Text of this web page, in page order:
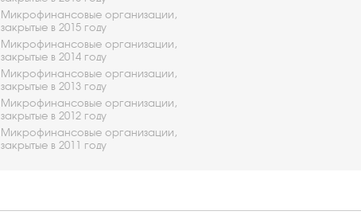
Микрофинансовые организации,
закрытые в 2015 году
Микрофинансовые организации,
закрытые в 2014 году
Микрофинансовые организации,
закрытые в 2013 году
Микрофинансовые организации,
закрытые в 2012 году
Микрофинансовые организации,
закрытые в 2011 году